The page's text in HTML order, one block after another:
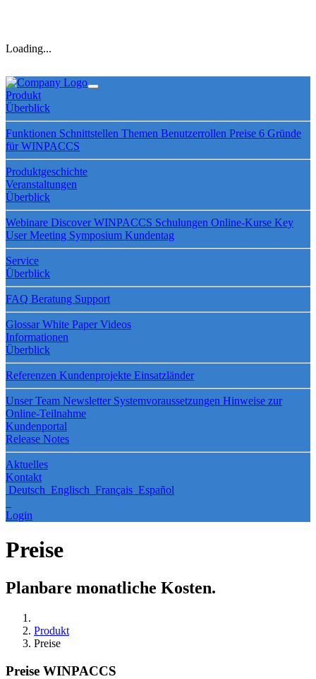
Loading...
Produkt
Überblick
Funktionen Schnittstellen Themen Benutzerrollen Preise 6 Gründe
für WINPACCS
Produktgeschichte
Veranstaltungen
Überblick
Webinare Discover WINPACCS Schulungen Online-Kurse Key
User Meeting Symposium Kundentag
Service
Überblick
FAQ Beratung Support
GlossarWhite PaperVideos
Informationen
Überblick
Referenzen Kundenprojekte Einsatzländer
Unser Team Newsletter Systemvoraussetzungen Hinweise zur
Online-Teilnahme
Kundenportal
Release Notes
Aktuelles
Kontakt
Deutsch Englisch Français Español
Login
Preise
Planbare monatliche Kosten.
Produkt
Preise
Preise WINPACCS